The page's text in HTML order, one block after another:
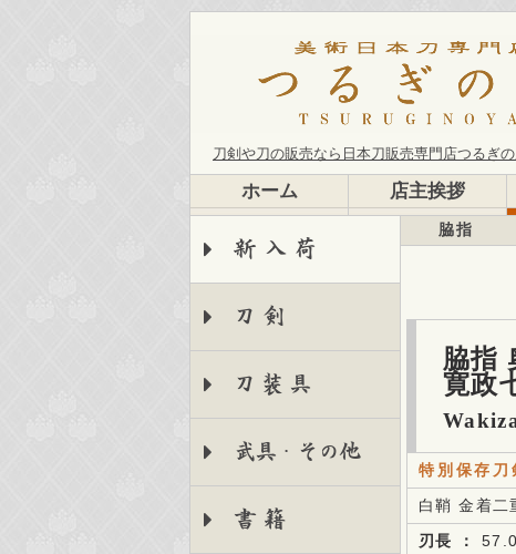
刀剣や刀の販売なら日本刀販売専門店つるぎ
ホーム 店主挨拶
新入荷
刀剣
刀装具
武具・その他
書籍
脇指
脇指
寛政
特別保存刀
白鞘 金着二
刃長 ：